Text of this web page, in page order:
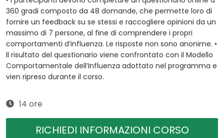
360 gradi composto da 48 domande, che permette loro di
fornire un feedback su se stessi e raccogliere opinioni da un
massimo di 7 persone, al fine di comprendere i propri
comportamenti d’influenza. Le risposte non sono anonime. •
Il risultato del questionario viene confrontato con il Modello
Comportamentale dell’Influenza adottato nel programma e
vien ripreso durante il corso.
14 ore
RICHIEDI INFORMAZIONI CORSO